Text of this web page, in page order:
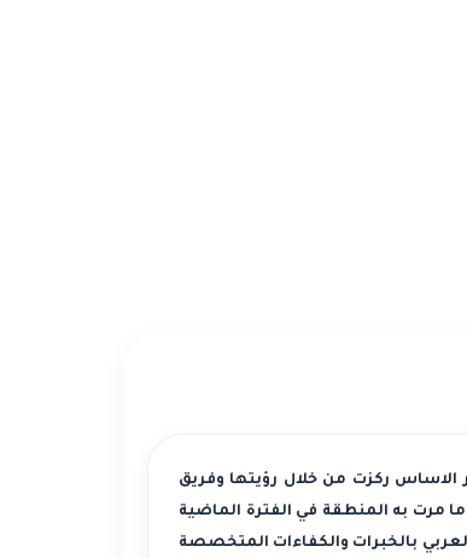
ركزت من خلال رؤيتها وفريق
مرت به المنطقة في الفترة الماضية
بالخبرات والكفاءات المتخصصة